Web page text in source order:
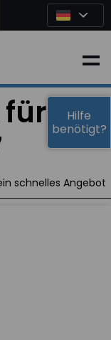
für
schnelles Angebot
Hilfe
benötigt?